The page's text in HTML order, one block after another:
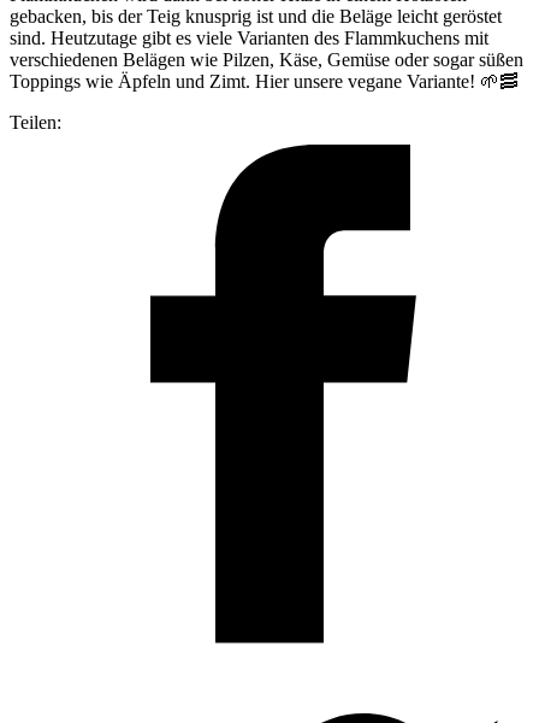
gebacken, bis der Teig knusprig ist und die Beläge leicht geröstet
sind. Heutzutage gibt es viele Varianten des Flammkuchens mit
verschiedenen Belägen wie Pilzen, Käse, Gemüse oder sogar süßen
Toppings wie Äpfeln und Zimt. Hier unsere vegane Variante! 🌱🥓
Teilen: